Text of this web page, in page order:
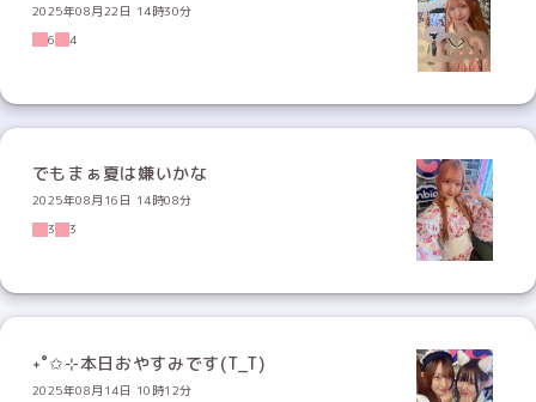
2025年08月22日 14時30分
6
4
でもまぁ夏は嫌いかな
2025年08月16日 14時08分
3
3
˖˚✩⊹本日おやすみです(T_T)
2025年08月14日 10時12分